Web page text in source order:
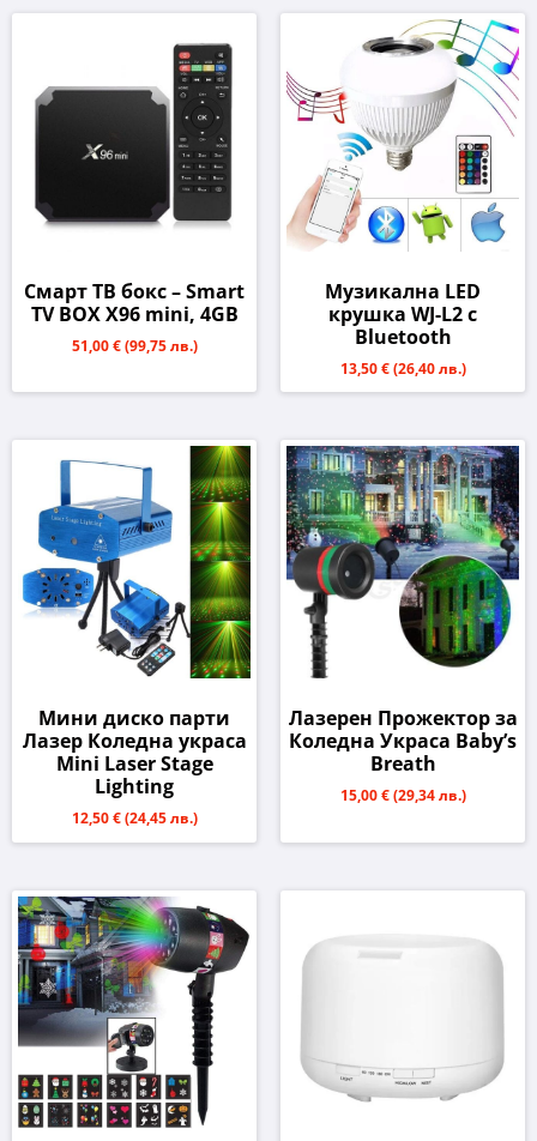
Смарт ТВ бокс – Smart
TV BOX X96 mini, 4GB
51,00 €(99,75 лв.)
Музикална LED
крушка WJ-L2 с
Bluetooth
13,50 €(26,40 лв.)
Мини диско пaрти
Лазер Коледна украса
Mini Laser Stage
Lighting
12,50 €(24,45 лв.)
Лазерен Прожектор за
Коледна Украса Baby’s
Breath
15,00 €(29,34 лв.)